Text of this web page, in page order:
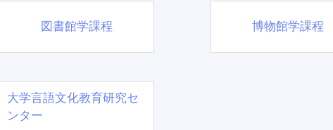
図書館学課程 博物館学課程
大学言語文化教育研究セ
ンター